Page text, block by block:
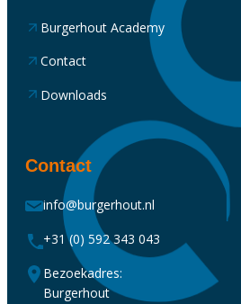
Burgerhout Academy
Contact
Downloads
Contact
info@burgerhout.nl
+31 (0) 592 343 043
Bezoekadres:
Burgerhout